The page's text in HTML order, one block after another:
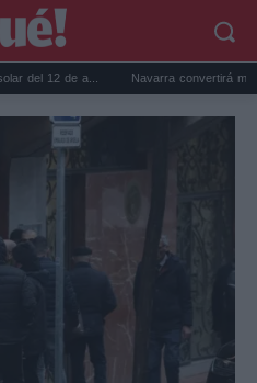
de a... Navarra convertirá